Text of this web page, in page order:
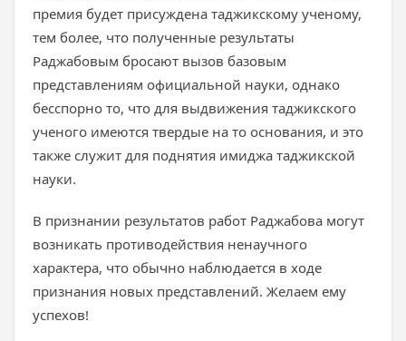
премия будет присуждена таджикскому ученому,
тем более, что полученные результаты
Раджабовым бросают вызов базовым
представлениям официальной науки, однако
бесспорно то, что для выдвижения таджикского
ученого имеются твердые на то основания, и это
также служит для поднятия имиджа таджикской
науки.
В признании результатов работ Раджабова могут
возникать противодействия ненаучного
характера, что обычно наблюдается в ходе
признания новых представлений. Желаем ему
успехов!